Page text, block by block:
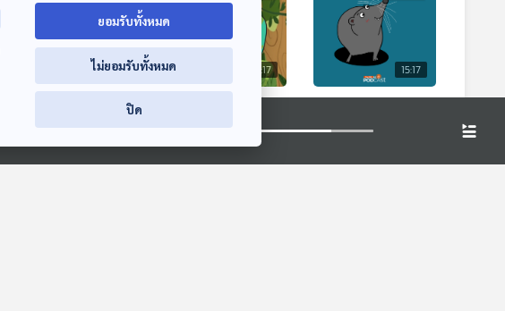
15:17
ทรอส นักเดินทาง
แห่งสายลม
นานาสัตว์สารพัดเสียง
15:17
ของกิ้งก่าคาเมเลียน
นานาสัตว์สารพัดเสียง
15:17
ตัวน้อยที่ไม่ใช่หนูและ
00:00:00
ยอมรับทั้งหมด
ไม่ยอมรับทั้งหมด
ปิด